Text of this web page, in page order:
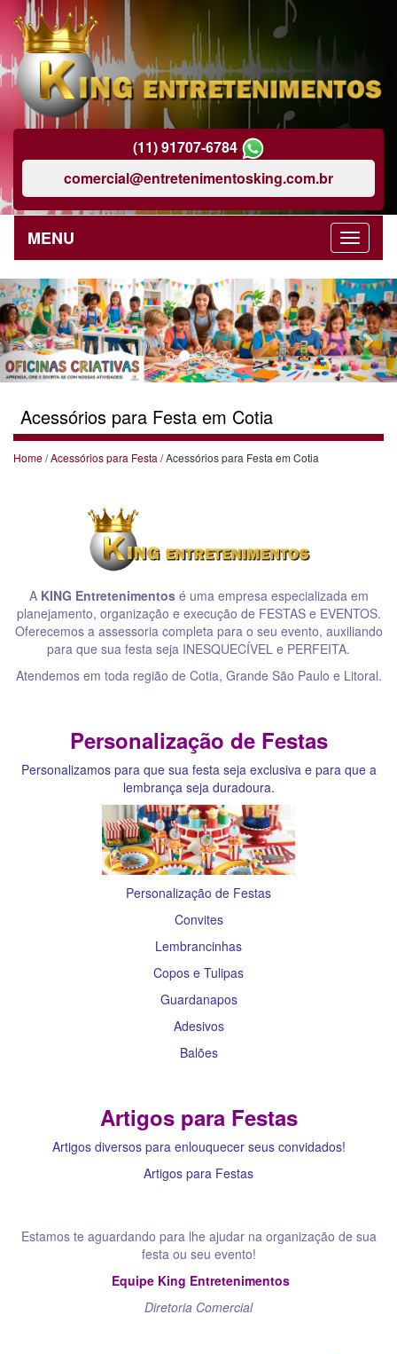
(11) 91707-6784
comercial@entretenimentosking.com.br
MENU
Previous
Acessórios para Festa em Cotia
Home/Acessórios para Festa / Acessórios para Festa em Cotia
A KING Entretenimentosé uma empresa especializada em
planejamento, organização e execução de FESTAS e EVENTOS.
Oferecemos a assessoria completa para o seu evento, auxiliando
para que sua festa seja INESQUECÍVEL e PERFEITA.
Atendemos em toda região de Cotia, Grande São Paulo e Litoral.
Personalização de Festas
Personalizamos para que sua festa seja exclusiva e para que a
lembrança seja duradoura.
Personalização de Festas
Convites
Lembrancinhas
Copos e Tulipas
Guardanapos
Adesivos
Balões
Artigos para Festas
Artigos diversos para enlouquecer seus convidados!
Artigos para Festas
Estamos te aguardando para lhe ajudar na organização de sua
festa ou seu evento!
Equipe King Entretenimentos
Diretoria Comercial